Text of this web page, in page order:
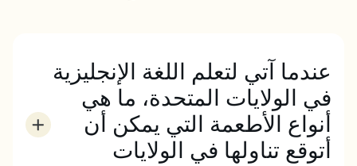
عندما آتي لتعلم اللغة الإنجليزية
في الولايات المتحدة، ما هي
أنواع الأطعمة التي يمكن أن
أتوقع تناولها في الولايات